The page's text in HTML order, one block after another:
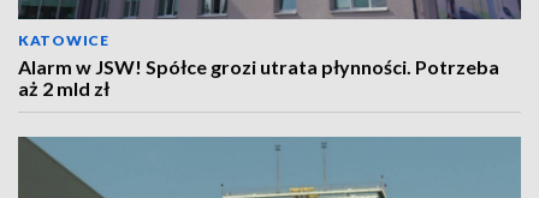
KATOWICE
Alarm w JSW! Spółce grozi utrata płynności. Potrzeba
aż 2 mld zł